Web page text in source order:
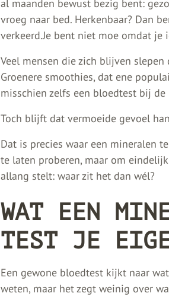
al maanden bewust bezig bent:
vroeg naar bed. Herkenbaar? Dan
verkeerd.Je bent niet moe omdat je
Veel mensen die zich blijven
Groenere smoothies, dat ene
misschien zelfs een bloedtest bij
Toch blijft dat vermoeide gevoel
Dat is precies waar een mineralen
te laten proberen, maar om
allang stelt: waar zit het dan wél?
WAT EEN
TEST JE
Een gewone bloedtest kijkt naar
weten, maar het zegt weinig over